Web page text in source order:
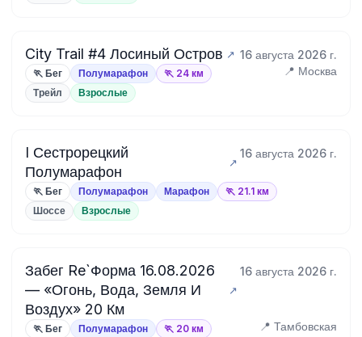
City Trail #4 Лосиный Остров 16 августа 2026 г.
🏃 Бег Полумарафон 🏃 24 км 📍 Москва
Трейл Взрослые
I Сестрорецкий
Полумарафон
16 августа 2026 г.
🏃 Бег Полумарафон Марафон
🏃 21.1 км
Шоссе
Взрослые
Забег Re`Форма 16.08.2026
— «Огонь, Вода, Земля И
Воздух» 20 Км
16 августа 2026 г.
🏃 Бег Полумарафон 🏃 20 км 📍 Тамбовская